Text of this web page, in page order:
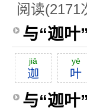
阅读(2171
与“迦叶
jiā
迦
yè
叶
与“迦叶